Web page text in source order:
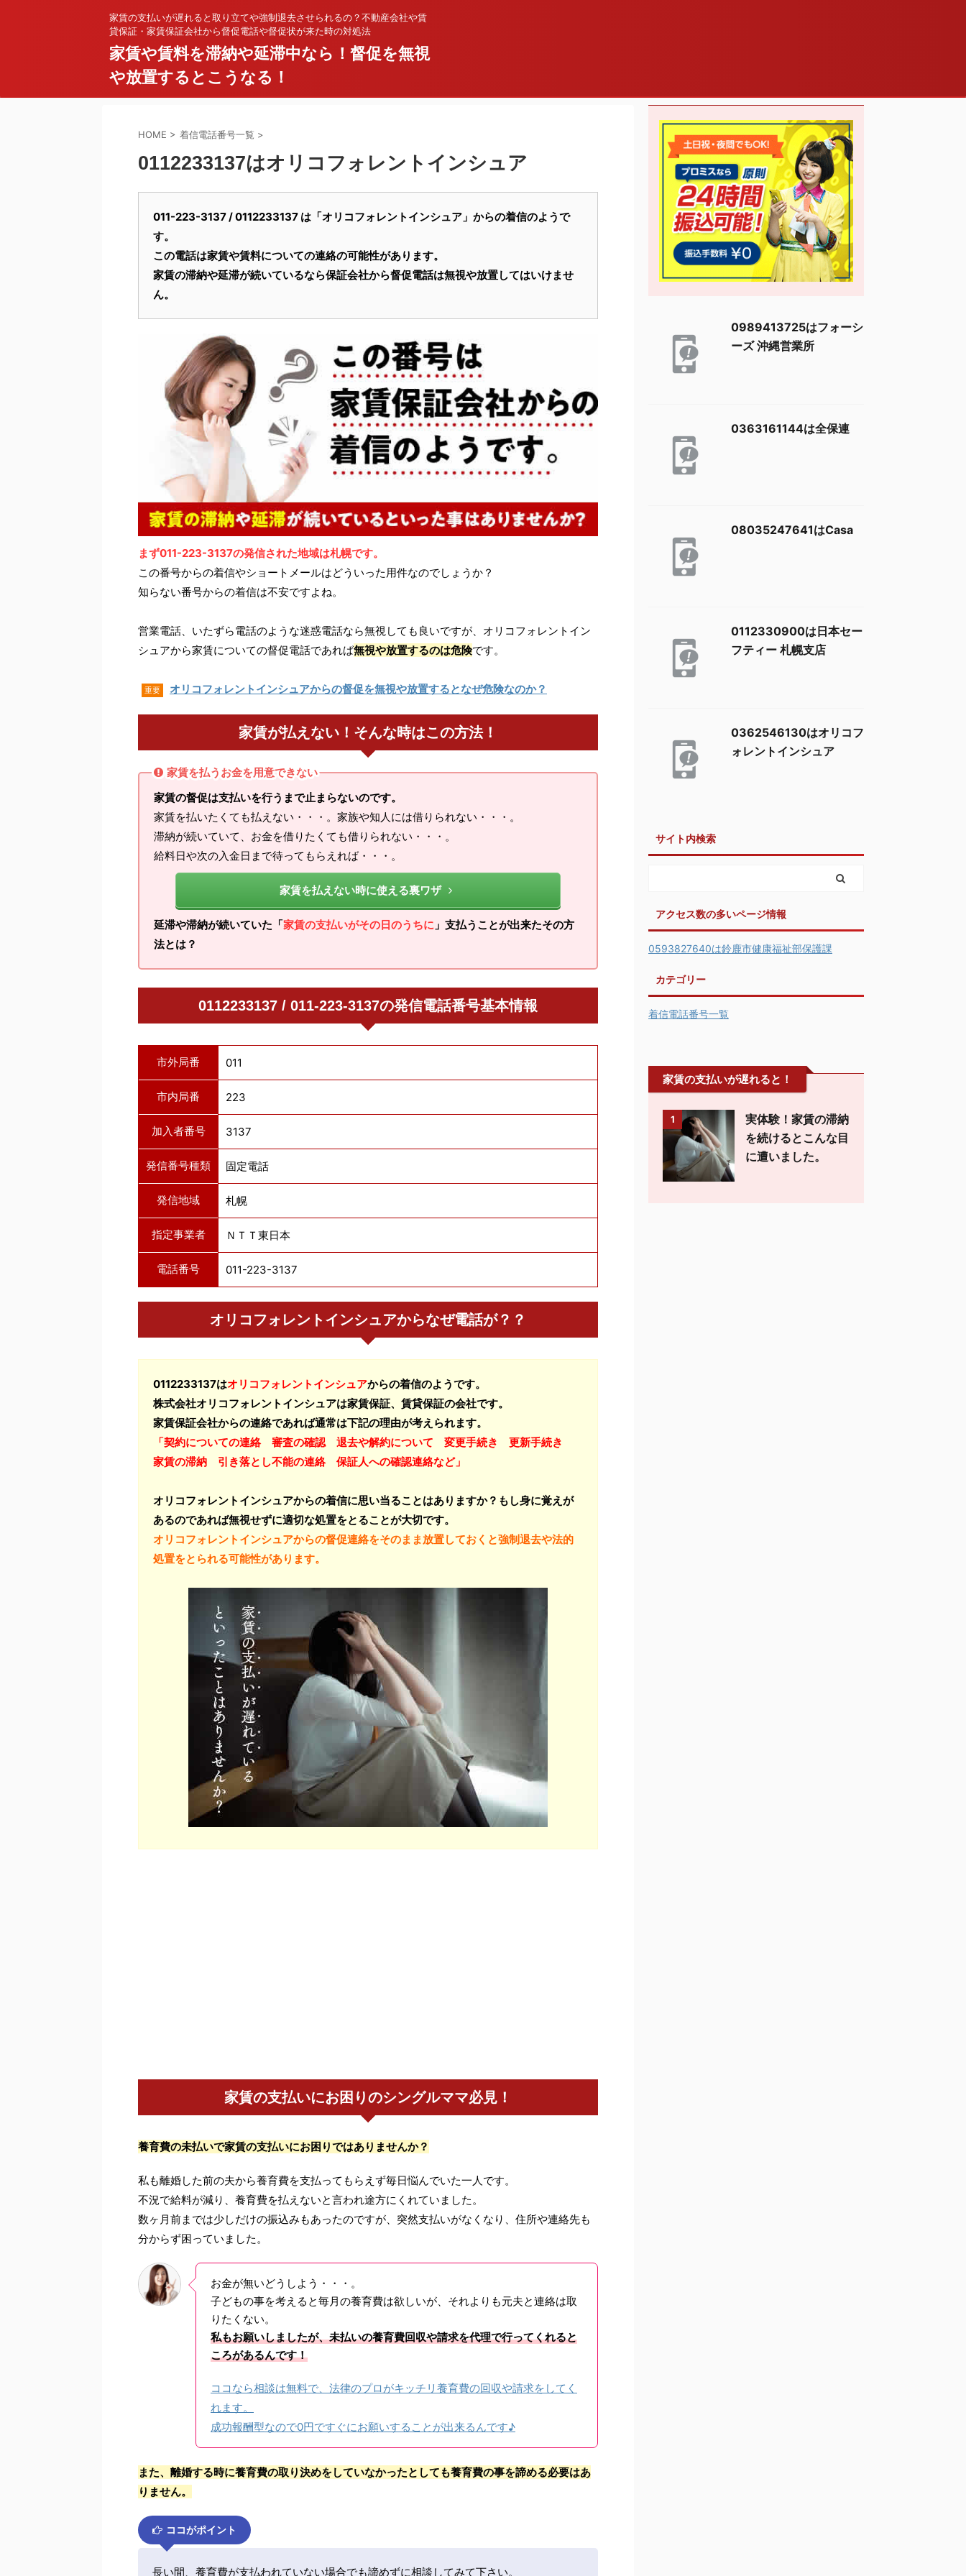
家賃の支払いが遅れると取り立てや強制退去させられるの？不動産会社や賃
貸保証・家賃保証会社から督促電話や督促状が来た時の対処法
家賃や賃料を滞納や延滞中なら！督促を無視
や放置するとこうなる！
HOME > 着信電話番号一覧 >
0112233137はオリコフォレントインシュア
011-223-3137 / 0112233137 は「オリコフォレントインシュア」からの着信のようで
す。
この電話は家賃や賃料についての連絡の可能性があります。
家賃の滞納や延滞が続いているなら保証会社から督促電話は無視や放置してはいけませ
ん。
まず011-223-3137の発信された地域は札幌です。
この番号からの着信やショートメールはどういった用件なのでしょうか？
知らない番号からの着信は不安ですよね。
営業電話、いたずら電話のような迷惑電話なら無視しても良いですが、オリコフォレントイン
シュアから家賃についての督促電話であれば無視や放置するのは危険です。
重要 オリコフォレントインシュアからの督促を無視や放置するとなぜ危険なのか？
家賃が払えない！そんな時はこの方法！
家賃を払うお金を用意できない
家賃の督促は支払いを行うまで止まらないのです。
家賃を払いたくても払えない・・・。家族や知人には借りられない・・・。
滞納が続いていて、お金を借りたくても借りられない・・・。
給料日や次の入金日まで待ってもらえれば・・・。
家賃を払えない時に使える裏ワザ
延滞や滞納が続いていた「家賃の支払いがその日のうちに 」支払うことが出来たその方
法とは？
0112233137 / 011-223-3137の発信電話番号基本情報
市外局番 011
市内局番 223
加入者番号 3137
発信番号種類 固定電話
発信地域 札幌
指定事業者 ＮＴＴ東日本
電話番号 011-223-3137
オリコフォレントインシュアからなぜ電話が？？
0112233137はオリコフォレントインシュアからの着信のようです。
株式会社オリコフォレントインシュアは家賃保証、賃貸保証の会社です。
家賃保証会社からの連絡であれば通常は下記の理由が考えられます。
「契約についての連絡 審査の確認 退去や解約について 変更手続き 更新手続き
家賃の滞納 引き落とし不能の連絡 保証人への確認連絡など」
オリコフォレントインシュアからの着信に思い当ることはありますか？もし身に覚えが
あるのであれば無視せずに適切な処置をとることが大切です。
オリコフォレントインシュアからの督促連絡をそのまま放置しておくと強制退去や法的
処置をとられる可能性があります。
家賃の支払いにお困りのシングルママ必見！
養育費の未払いで家賃の支払いにお困りではありませんか？
私も離婚した前の夫から養育費を支払ってもらえず毎日悩んでいた一人です。
不況で給料が減り、養育費を払えないと言われ途方にくれていました。
数ヶ月前までは少しだけの振込みもあったのですが、突然支払いがなくなり、住所や連絡先も
分からず困っていました。
お金が無いどうしよう・・・。
子どもの事を考えると毎月の養育費は欲しいが、それよりも元夫と連絡は取
りたくない。
私もお願いしましたが、未払いの養育費回収や請求を代理で行ってくれると
ころがあるんです！
ココなら相談は無料で、法律のプロがキッチリ養育費の回収や請求をしてく
れます。
成功報酬型なので0円ですぐにお願いすることが出来るんです♪
また、離婚する時に養育費の取り決めをしていなかったとしても養育費の事を諦める必要はあ
りません。
ココがポイント
長い間、養育費が支払われていない場合でも諦めずに相談してみて下さい。
0989413725はフォーシ
ーズ 沖縄営業所
0363161144は全保連
08035247641はCasa
0112330900は日本セー
フティー 札幌支店
0362546130はオリコフ
ォレントインシュア
サイト内検索
アクセス数の多いページ情報
0593827640は鈴鹿市健康福祉部保護課
カテゴリー
着信電話番号一覧
家賃の支払いが遅れると！
1
実体験！家賃の滞納
を続けるとこんな目
に遭いました。